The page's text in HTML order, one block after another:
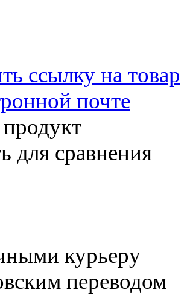
ссылку на товар
почте
для сравнения
курьеру
переводом